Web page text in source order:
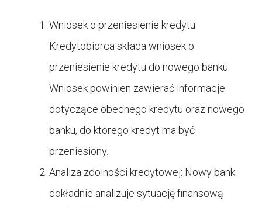
Wniosek o przeniesienie kredytu:
Kredytobiorca składa wniosek o
przeniesienie kredytu do nowego banku.
Wniosek powinien zawierać informacje
dotyczące obecnego kredytu oraz nowego
banku, do którego kredyt ma być
przeniesiony.
Analiza zdolności kredytowej: Nowy bank
dokładnie analizuje sytuację finansową